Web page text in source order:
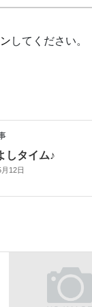
してください。
しタイム♪
12日